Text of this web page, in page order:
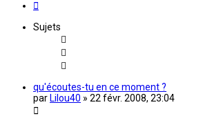
Sujets
qu'écoutes-tu en ce moment ?
par Lilou40 » 22 févr. 2008, 23:04